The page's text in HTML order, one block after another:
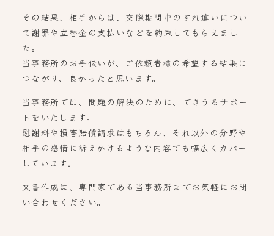
その結果、相手からは、交際期間中のすれ違いについ
て謝罪や立替金の支払いなどを約束してもらえまし
た。
当事務所のお手伝いが、ご依頼者様の希望する結果に
つながり、良かったと思います。
当事務所では、問題の解決のために、できうるサポー
トをいたします。
慰謝料や損害賠償請求はもちろん、それ以外の分野や
相手の感情に訴えかけるような内容でも幅広くカバー
しています。
文書作成は、専門家である当事務所までお気軽にお問
い合わせください。